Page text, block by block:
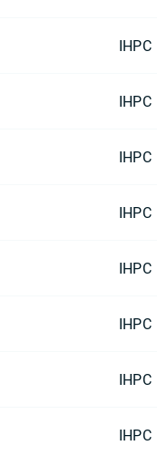
IHPC
IHPC
IHPC
IHPC
IHPC
IHPC
IHPC
IHPC